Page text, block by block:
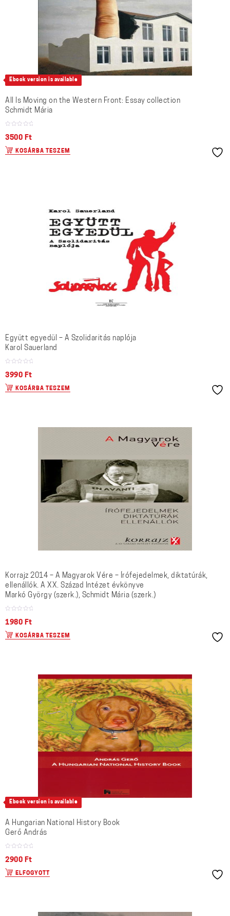
Ebook version is available
All Is Moving on the Western Front: Essay collection
Schmidt Mária
3500 Ft
KOSÁRBA TESZEM
Együtt egyedül – A Szolidaritás naplója
Karol Sauerland
3990 Ft
KOSÁRBA TESZEM
Korrajz 2014 – A Magyarok Vére – Írófejedelmek, diktatúrák,
ellenállók. A XX. Század Intézet évkönyve
Markó György (szerk.), Schmidt Mária (szerk.)
1980 Ft
KOSÁRBA TESZEM
Ebook version is available
A Hungarian National History Book
Gerő András
2900 Ft
ELFOGYOTT